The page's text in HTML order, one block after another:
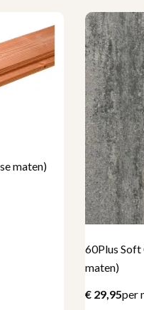
maten)
60Plus
maten)
€ 29,95per